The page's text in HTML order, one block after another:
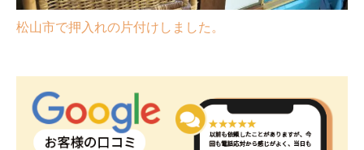
松山市で押入れの片付けしました。